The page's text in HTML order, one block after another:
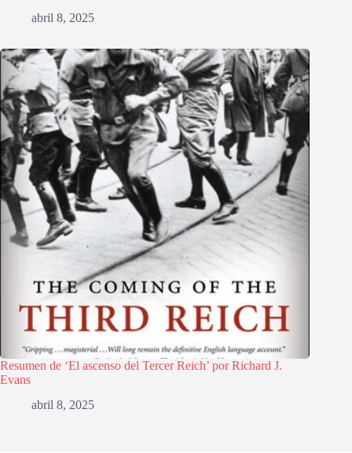
abril 8, 2025
Resumen de ‘El ascenso del Tercer Reich’ por Richard J.
Evans
abril 8, 2025